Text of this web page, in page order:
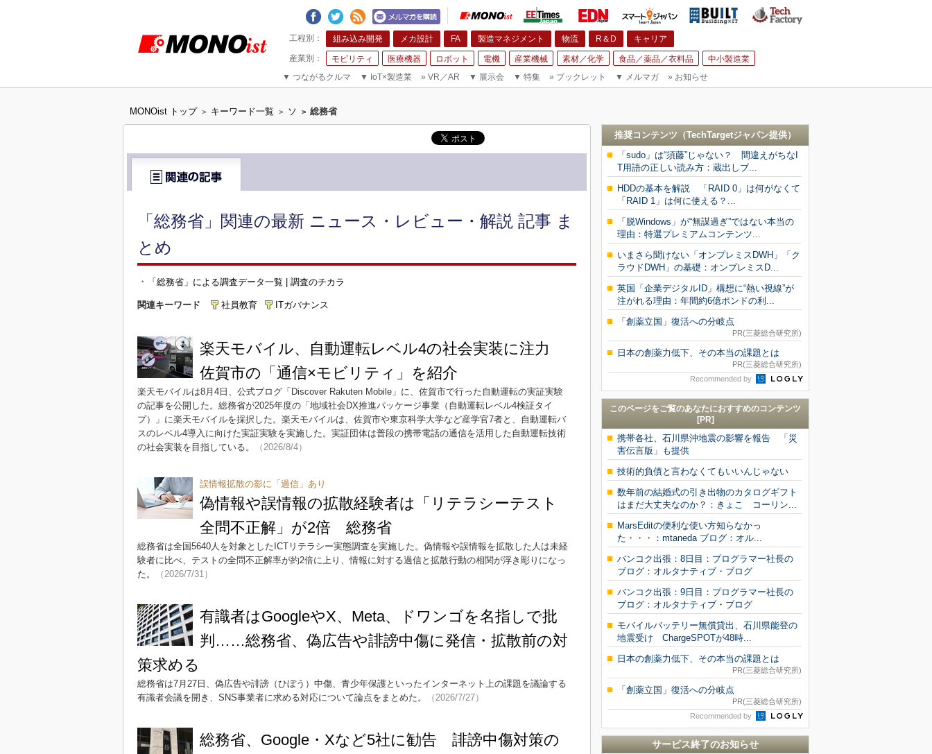
組み込み開発 メカ設計 FA 製造マネジメント 物流 R＆D キャリア
モビリティ 医療機器 ロボット 電機 産業機械 素材／化学 食品／薬品／衣料品
中小製造業
▼ つながるクルマ ▼ IoT×製造業 » VR／AR ▼ 展示会 ▼ 特集 » ブックレット ▼ メルマガ » お知らせ
MONOist トップ > キーワード一覧 > ソ > 総務省
「総務省」関連の最新 ニュース・レビュー・解説 記事 ま
とめ
・ 「総務省」による調査データ一覧 | 調査のチカラ
関連キーワード 社員教育 ITガバナンス
楽天モバイル、自動運転レベル4の社会実装に注力
佐賀市の「通信×モビリティ」を紹介
楽天モバイルは8月4日、公式ブログ「Discover Rakuten Mobile」に、佐賀市で行った自動運転の実証実験
の記事を公開した。総務省が2025年度の「地域社会DX推進パッケージ事業（自動運転レベル4検証タイ
プ）」に楽天モバイルを採択した。楽天モバイルは、佐賀市や東京科学大学など産学官7者と、自動運転バ
スのレベル4導入に向けた実証実験を実施した。実証団体は普段の携帯電話の通信を活用した自動運転技術
の社会実装を目指している。
（2026/8/4）
誤情報拡散の影に「過信」あり
偽情報や誤情報の拡散経験者は「リテラシーテスト
全問不正解」が2倍 総務省
総務省は全国5640人を対象としたICTリテラシー実態調査を実施した。偽情報や誤情報を拡散した人は未経
験者に比べ、テストの全問不正解率が約2倍に上り、情報に対する過信と拡散行動の相関が浮き彫りになっ
た。
（2026/7/31）
有識者はGoogleやX、Meta、ドワンゴを名指しで批
判……総務省、偽広告や誹謗中傷に発信・拡散前の対
策求める
総務省は7月27日、偽広告や誹謗（ひぼう）中傷、青少年保護といったインターネット上の課題を議論する
有識者会議を開き、SNS事業者に求める対応について論点をまとめた。
（2026/7/27）
総務省、Google・Xなど5社に勧告 誹謗中傷対策の
推奨コンテンツ（TechTargetジャパン提供）
「sudo」は“須藤”じゃない？ 間違えがちなI
T用語の正しい読み方：蔵出しブ...
HDDの基本を解説 「RAID 0」は何がなくて
「RAID 1」は何に使える？...
「脱Windows」が“無謀過ぎ”ではない本当の
理由：特選プレミアムコンテンツ...
いまさら聞けない「オンプレミスDWH」「ク
ラウドDWH」の基礎：オンプレミスD...
英国「企業デジタルID」構想に“熱い視線”が
注がれる理由：年間約6億ポンドの利...
「創薬立国」復活への分岐点
PR(三菱総合研究所)
日本の創薬力低下、その本当の課題とは
PR(三菱総合研究所)
Recommended by
このページをご覧のあなたにおすすめのコンテンツ
[PR]
携帯各社、石川県沖地震の影響を報告 「災
害伝言版」も提供
技術的負債と言わなくてもいいんじゃない
数年前の結婚式の引き出物のカタログギフト
はまだ大丈夫なのか？：きょこ コーリン...
MarsEditの便利な使い方知らなかっ
た・・・：mtaneda ブログ：オル...
バンコク出張：8日目：プログラマー社長の
ブログ：オルタナティブ・ブログ
バンコク出張：9日目：プログラマー社長の
ブログ：オルタナティブ・ブログ
モバイルバッテリー無償貸出、石川県能登の
地震受け ChargeSPOTが48時...
日本の創薬力低下、その本当の課題とは
PR(三菱総合研究所)
「創薬立国」復活への分岐点
PR(三菱総合研究所)
Recommended by
サービス終了のお知らせ